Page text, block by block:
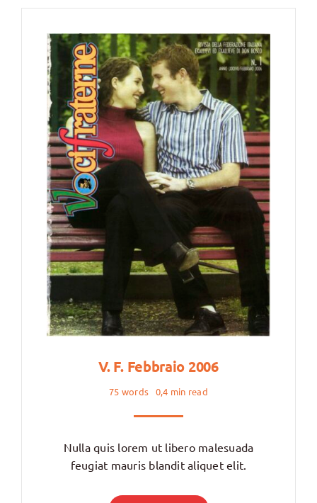
V. F. Febbraio 2006
75 words 0,4 min read
Nulla quis lorem ut libero malesuada
feugiat mauris blandit aliquet elit.